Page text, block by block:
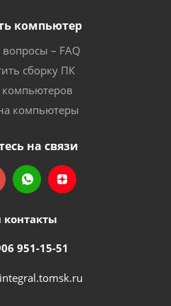
компьютер
– FAQ
сборку ПК
компьютеров
компьютеры
на связи
951-15-51